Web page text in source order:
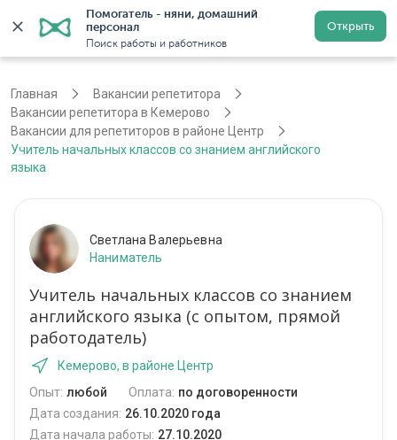
Помогатель - няни, домашний
персонал
Поиск работы и работников
Открыть
Регистрация
Главная
Вакансии репетитора
Вакансии репетитора в Кемерово
Вакансии для репетиторов в районе Центр
Учитель начальных классов со знанием английского
языка
Светлана Валерьевна
Наниматель
Учитель начальных классов со знанием
английского языка (с опытом, прямой
работодатель)
Кемерово, в районе Центр
Опыт: любой Оплата: по договоренности
Дата создания: 26.10.2020 года
Дата начала работы: 27.10.2020